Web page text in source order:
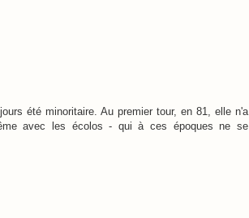
été minoritaire. Au premier tour, en 81, elle n'a
avec les écolos - qui à ces époques ne se